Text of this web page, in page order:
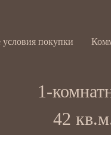
покупки
1-
42